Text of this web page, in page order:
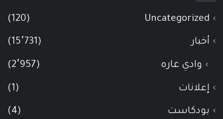
Uncategorized
(120)
أخبار (15٬731)
وادي عاره (2٬957)
إعلانات (1)
بودكاست (4)